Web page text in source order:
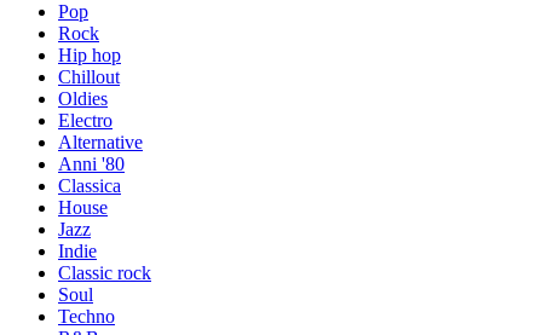
Pop
Rock
Hip hop
Chillout
Oldies
Electro
Alternative
Anni '80
Classica
House
Jazz
Indie
Classic rock
Soul
Techno